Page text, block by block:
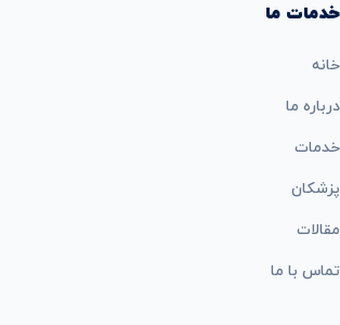
خدمات ما
خانه
درباره ما
خدمات
پزشکان
مقالات
تماس با ما